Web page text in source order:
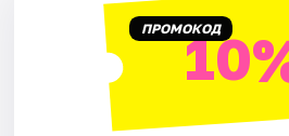
ПРОМОКОД